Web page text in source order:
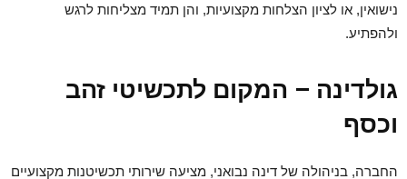
נישואין, או לציון הצלחות מקצועיות, והן תמיד מצליחות לרגש
ולהפתיע.
גולדינה – המקום לתכשיטי זהב
וכסף
החברה, בניהולה של דינה נבואני, מציעה שירותי תכשיטנות מקצועיים